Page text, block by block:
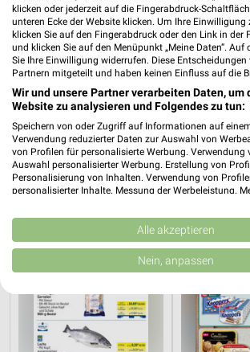
12,9 km
Starke Marken App-Deals
METRO nahkauf
klicken oder jederzeit auf die Fingerabdruck-
unteren Ecke der Website klicken. Um Ihre Einwilligung
klicken Sie auf den Fingerabdruck oder den Link in der
und klicken Sie auf den Menüpunkt „Meine Daten“. Auf
Sie Ihre Einwilligung widerrufen. Diese Entscheidungen
Partnern mitgeteilt und haben keinen Einfluss auf die
Wir und unsere Partner verarbeiten Daten, um
Website zu analysieren und Folgendes zu tun:
Speichern von oder Zugriff auf Informationen auf
Verwendung reduzierter Daten zur Auswahl von
von Profilen für personalisierte Werbung. Verwendung
Auswahl personalisierter Werbung. Erstellung von
Personalisierung von Inhalten. Verwendung von
personalisierter Inhalte. Messung der Werbeleistung.
Kombinationen von Daten aus verschiedenen
Verbesserung der Angebote. Verwendung reduzierter
von Inhalten.
Daten können außerhalb der Europäischen Union
Website/App.
Partnerliste anzeigen (1 IAB-Anbieter)
Wir nutzen Ihre Daten für folgende Zwecke:
Alle akzeptieren
Nein, anpassen